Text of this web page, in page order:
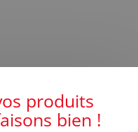
produits
bien !